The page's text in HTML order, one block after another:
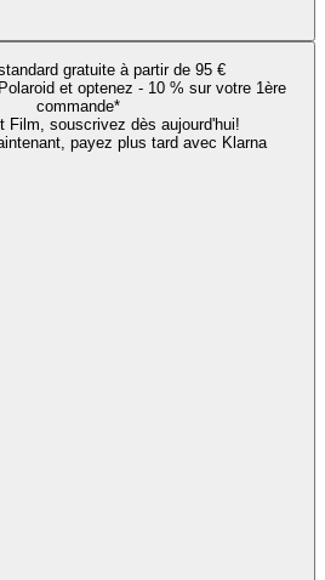
gratuite à partir de 95 €
et optenez - 10 % sur votre 1ère
commande*
Film, souscrivez dès aujourd'hui!
payez plus tard avec Klarna